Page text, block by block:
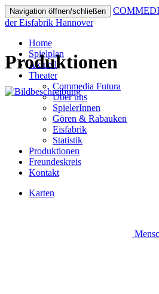
Navigation öffnen/schließen
der Eisfabrik Hannover
Home
Spielplan
Aktuell
Theater
Commedia Futura
Über uns
SpielerInnen
Gören & Rabauken
Eisfabrik
Statistik
Produktionen
Freundeskreis
Kontakt
Karten
Produktionen